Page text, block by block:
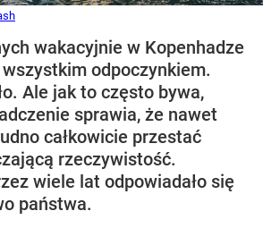
wakacyjnie w Kopenhadze
odpoczynkiem.
Ale jak to często bywa,
sprawia, że nawet
całkowicie przestać
rzeczywistość.
wiele lat odpowiadało się
państwa.